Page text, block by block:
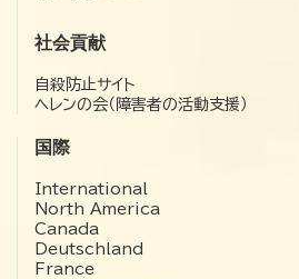
社会貢献
自殺防止サイト
ヘレンの会（障害者の活動支援）
国際
International
North America
Canada
Deutschland
France